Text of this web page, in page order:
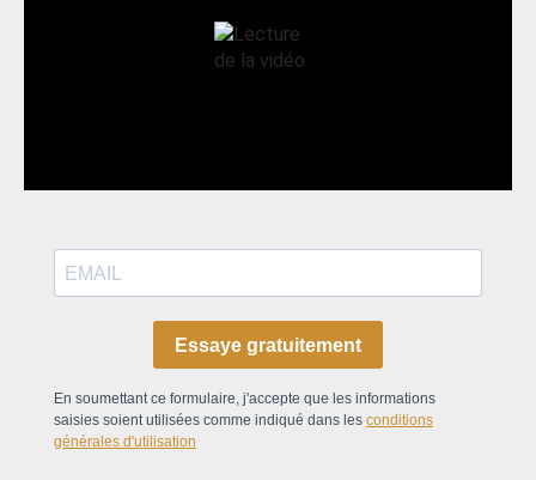
Essaye gratuitement
En soumettant ce formulaire, j'accepte que les informations
saisies soient utilisées comme indiqué dans les conditions
générales d'utilisation